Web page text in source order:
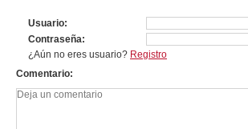
Usuario
Contraseña
¿Aún no eres usuario? Registro
Comentario